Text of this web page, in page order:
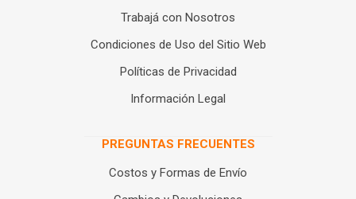
Trabajá con Nosotros
Condiciones de Uso del Sitio Web
Políticas de Privacidad
Información Legal
PREGUNTAS FRECUENTES
Costos y Formas de Envío